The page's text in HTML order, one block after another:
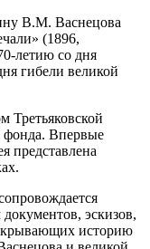
В.М. Васнецова
(1896,
летию со дня
гибели великой
Третьяковской
фонда. Впервые
представлена
эскизов,
историю